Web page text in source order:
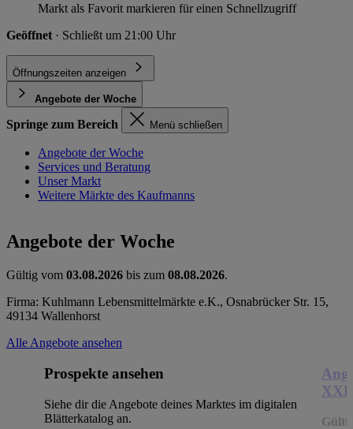
Markt als Favorit markieren für einen Schnellzugriff
Geöffnet · Schließt um 21:00 Uhr
Öffnungszeiten anzeigen
Angebote der Woche
Springe zum Bereich Menü schließen
Angebote der Woche
Services und Beratung
Unser Markt
Weitere Märkte des Kaufmanns
Angebote der Woche
Gültig vom 03.08.2026 bis zum 08.08.2026.
Firma: Kuhlmann Lebensmittelmärkte e.K., Osnabrücker Str. 15,
49134 Wallenhorst
Alle Angebote ansehen
Prospekte ansehen
Siehe dir die Angebote deines Marktes im digitalen
Blätterkatalog an.
XXL